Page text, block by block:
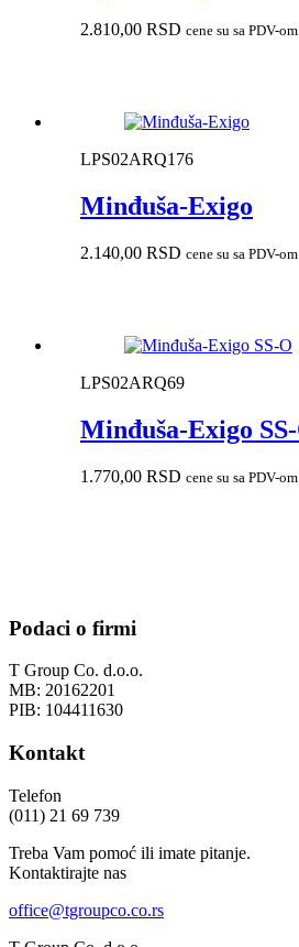
2.810,00 RSD cene su sa PDV-om
LPS02ARQ176
Minđuša-Exigo
2.140,00 RSD cene su sa PDV-om
LPS02ARQ69
Minđuša-Exigo
1.770,00 RSD cene su sa PDV-om
Podaci o firmi
T Group Co. d.o.o.
MB: 20162201
PIB: 104411630
Kontakt
Telefon
(011) 21 69 739
Treba Vam pomoć ili imate pitanje.
Kontaktirajte nas
office@tgroupco.co.rs